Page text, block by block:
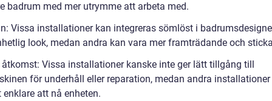
badrum med mer utrymme att arbeta med.
Vissa installationer kan integreras sömlöst i
look, medan andra kan vara mer framträdande och
åtkomst: Vissa installationer kanske inte ger lätt tillgång till
för underhåll eller reparation, medan andra
enklare att nå enheten.